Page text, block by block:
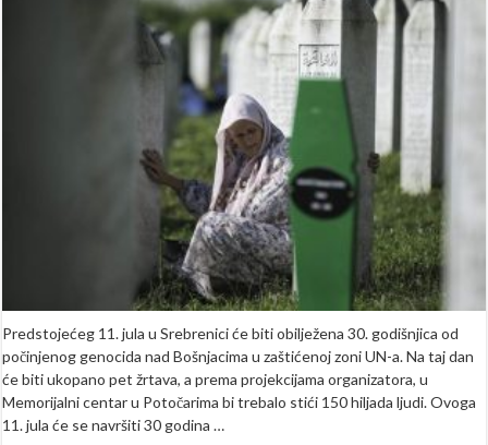
moglo
prisustvovati
150.000
prijavljeno
4.500
osoba
Predstojećeg 11. jula u Srebrenici će biti obilježena 30. godišnjica od
počinjenog genocida nad Bošnjacima u zaštićenoj zoni UN-a. Na taj dan
će biti ukopano pet žrtava, a prema projekcijama organizatora, u
Memorijalni centar u Potočarima bi trebalo stići 150 hiljada ljudi. Ovoga
11. jula će se navršiti 30 godina …